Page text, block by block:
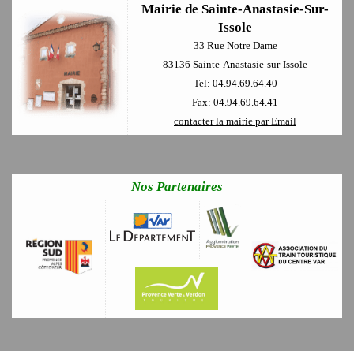
Mairie de Sainte-Anastasie-Sur-
Issole
33 Rue Notre Dame
83136 Sainte-Anastasie-sur-Issole
Tel: 04.94.69.64.40
Fax: 04.94.69.64.41
contacter la mairie par Email
Nos Partenaires